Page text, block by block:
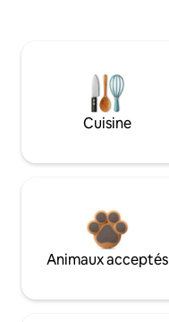
Cuisine
Animaux acceptés